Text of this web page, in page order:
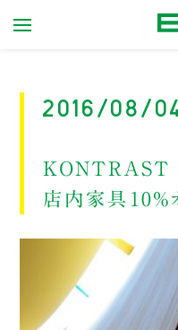
2016/08/
KONTRAST
店内家具10％